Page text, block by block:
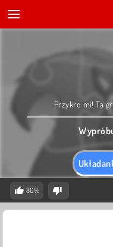
Przykro mi! Ta
80%